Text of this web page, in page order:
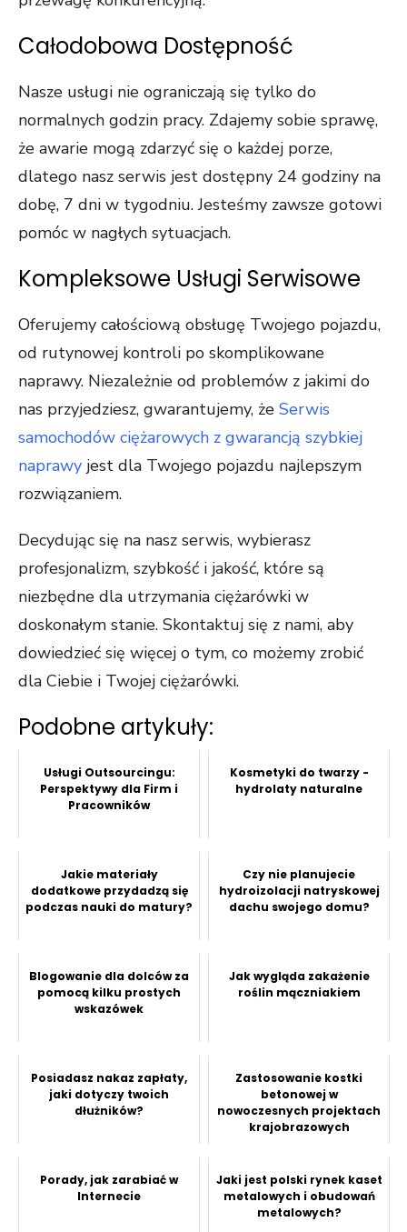
Całodobowa Dostępność
Nasze usługi nie ograniczają się tylko do
normalnych godzin pracy. Zdajemy sobie sprawę,
że awarie mogą zdarzyć się o każdej porze,
dlatego nasz serwis jest dostępny 24 godziny na
dobę, 7 dni w tygodniu. Jesteśmy zawsze gotowi
pomóc w nagłych sytuacjach.
Kompleksowe Usługi Serwisowe
Oferujemy całościową obsługę Twojego pojazdu,
od rutynowej kontroli po skomplikowane
naprawy. Niezależnie od problemów z jakimi do
nas przyjedziesz, gwarantujemy, że Serwis
samochodów ciężarowych z gwarancją szybkiej
naprawy jest dla Twojego pojazdu najlepszym
rozwiązaniem.
Decydując się na nasz serwis, wybierasz
profesjonalizm, szybkość i jakość, które są
niezbędne dla utrzymania ciężarówki w
doskonałym stanie. Skontaktuj się z nami, aby
dowiedzieć się więcej o tym, co możemy zrobić
dla Ciebie i Twojej ciężarówki.
Podobne artykuły:
Usługi Outsourcingu:
Perspektywy dla Firm i
Pracowników
Kosmetyki do twarzy -
hydrolaty naturalne
Jakie materiały
dodatkowe przydadzą się
podczas nauki do matury?
Czy nie planujecie
hydroizolacji natryskowej
dachu swojego domu?
Blogowanie dla dolców za
pomocą kilku prostych
wskazówek
Jak wygląda zakażenie
roślin mączniakiem
Posiadasz nakaz zapłaty,
jaki dotyczy twoich
dłużników?
Zastosowanie kostki
betonowej w
nowoczesnych projektach
krajobrazowych
Porady, jak zarabiać w
Internecie
Jaki jest polski rynek kaset
metalowych i obudowań
metalowych?